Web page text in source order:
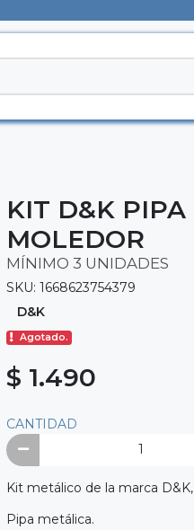
KIT D&K PIPA
MOLEDOR
MÍNIMO 3 UNIDADES
SKU: 1668623754379
D&K
Agotado.
$ 1.490
CANTIDAD
Kit metálico de la marca
Pipa metálica.